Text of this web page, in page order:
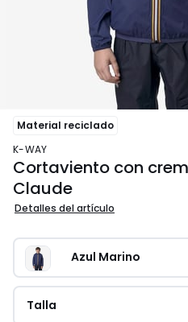
Material reciclado
K-WAY
Cortaviento con
Claude
Detalles del artículo
Azul Marino
Talla